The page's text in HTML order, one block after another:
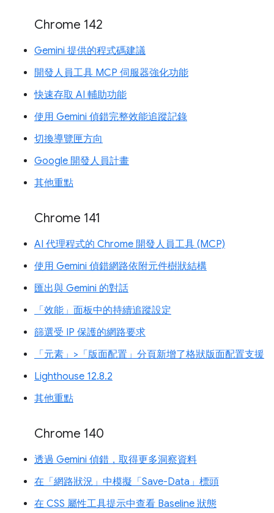
Chrome 142
Gemini 提供的程式碼建議
開發人員工具 MCP 伺服器強化功能
快速存取 AI 輔助功能
使用 Gemini 偵錯完整效能追蹤記錄
切換導覽匣方向
Google 開發人員計畫
其他重點
Chrome 141
AI 代理程式的 Chrome 開發人員工具 (MCP)
使用 Gemini 偵錯網路依附元件樹狀結構
匯出與 Gemini 的對話
「效能」面板中的持續追蹤設定
篩選受 IP 保護的網路要求
「元素」>「版面配置」分頁新增了格狀版面配置支援
Lighthouse 12.8.2
其他重點
Chrome 140
透過 Gemini 偵錯，取得更多洞察資料
在「網路狀況」中模擬「Save-Data」標頭
在 CSS 屬性工具提示中查看 Baseline 狀態